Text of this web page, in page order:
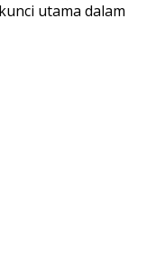
utama dalam